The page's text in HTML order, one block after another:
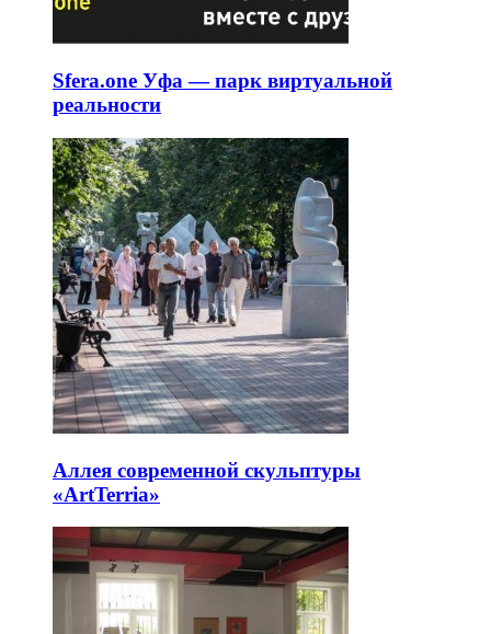
Sfera.one Уфа — парк виртуальной
реальности
Аллея современной скульптуры
«ArtTerria»